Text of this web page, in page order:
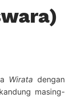
Wirata dengan
masing-